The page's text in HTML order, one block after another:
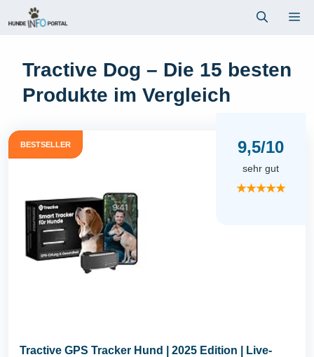
Inhalt
Tractive Dog – Die 15 besten
Produkte im Vergleich
BESTSELLER 9,5/10
sehr gut
★★★★★
Tractive GPS Tracker Hund | 2025 Edition | Live-